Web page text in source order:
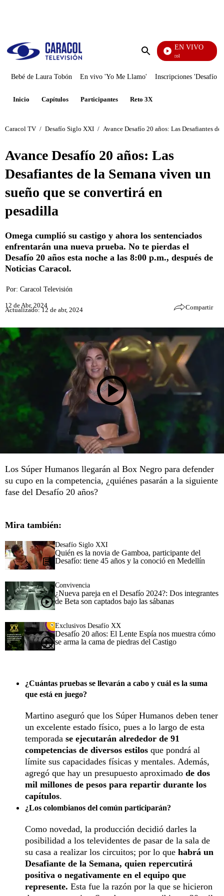
Enviar
EN VIVO
Noticias Caracol
Bebé de Laura Tobón En vivo 'Yo Me Llamo' Inscripciones 'Desafío'
Inicio Capítulos Participantes Reto 3X
Caracol TV / Desafío Siglo XXI / Avance Desafío 20 años: Las Desafiantes
Avance Desafío 20 años: Las
Desafiantes de la Semana viven un
sueño que se convertirá en
pesadilla
Omega cumplió su castigo y ahora los sentenciados
enfrentarán una nueva prueba. No te pierdas el
Desafío 20 años esta noche a las 8:00 p.m., después de
Noticias Caracol.
Por: Caracol Televisión
12 de Abr, 2024
Actualizado: 12 de abr, 2024 Compartir
Los Súper Humanos llegarán al Box Negro para defender
su cupo en la competencia, ¿quiénes pasarán a la siguiente
fase del Desafío 20 años?
Mira también:
Desafío Siglo XXI
Quién es la novia de Gamboa, participante del
Desafío: tiene 45 años y la conoció en Medellín
Convivencia
¿Nueva pareja en el Desafío 2024?: Dos integrantes
de Beta son captados bajo las sábanas
Exclusivos Desafío XX
Desafío 20 años: El Lente Espía nos muestra cómo
se arma la cama de piedras del Castigo
¿Cuántas pruebas se llevarán a cabo y cuál es la suma
que está en juego?
Martino aseguró que los Súper Humanos deben tener
un excelente estado físico, pues a lo largo de esta
temporada se ejecutarán alrededor de 91
competencias de diversos estilos que pondrá al
límite sus capacidades físicas y mentales. Además,
agregó que hay un presupuesto aproximado de dos
mil millones de pesos para repartir durante los
capítulos.
¿Los colombianos del común participarán?
Como novedad, la producción decidió darles la
posibilidad a los televidentes de pasar de la sala de
su casa a realizar los circuitos; por lo que habrá un
Desafiante de la Semana, quien repercutirá
positiva o negativamente en el equipo que
represente. Esta fue la razón por la que se hicieron